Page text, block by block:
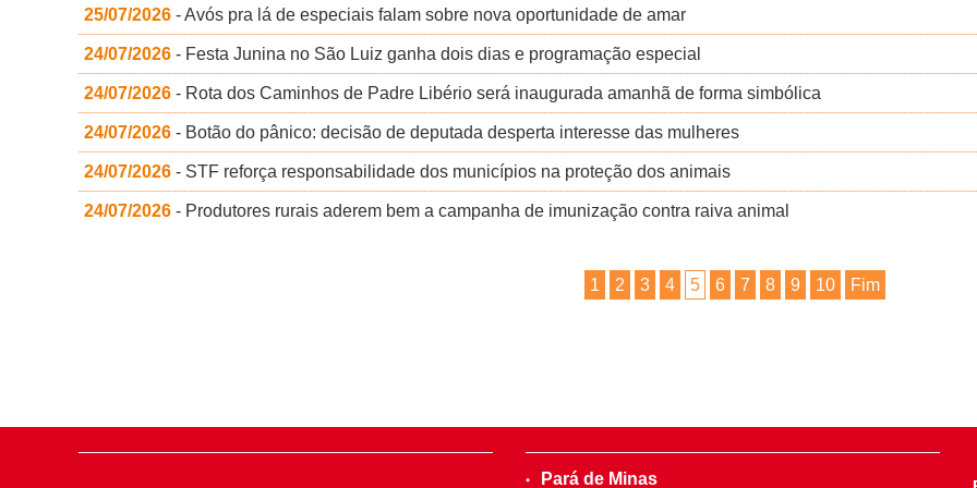
25/07/2026 - Avós pra lá de especiais falam sobre nova oportunidade de amar
24/07/2026 - Festa Junina no São Luiz ganha dois dias e programação especial
24/07/2026 - Rota dos Caminhos de Padre Libério será inaugurada amanhã de forma simbólica
24/07/2026 - Botão do pânico: decisão de deputada desperta interesse das mulheres
24/07/2026 - STF reforça responsabilidade dos municípios na proteção dos animais
24/07/2026 - Produtores rurais aderem bem a campanha de imunização contra raiva animal
1 2 3 4 5 6 7 8 9 10 Fim
Pará de Minas